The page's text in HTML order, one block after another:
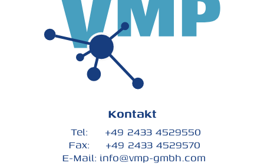
Kontakt
Tel:
+49 2433 4529550
Fax:
+49 2433 4529570
E-Mail: info@vmp-gmbh.com